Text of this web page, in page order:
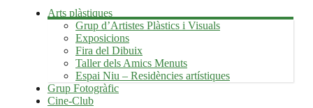
Arts plàstiques
Grup d’Artistes Plàstics i Visuals
Exposicions
Fira del Dibuix
Taller dels Amics Menuts
Espai Niu – Residències artístiques
Grup Fotogràfic
Cine-Club